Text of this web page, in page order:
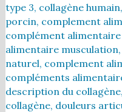
type 3, collagène humain,
porcin, complement
complément
alimentaire musculation,
naturel, complement
compléments
description du collagène,
collagène, douleurs